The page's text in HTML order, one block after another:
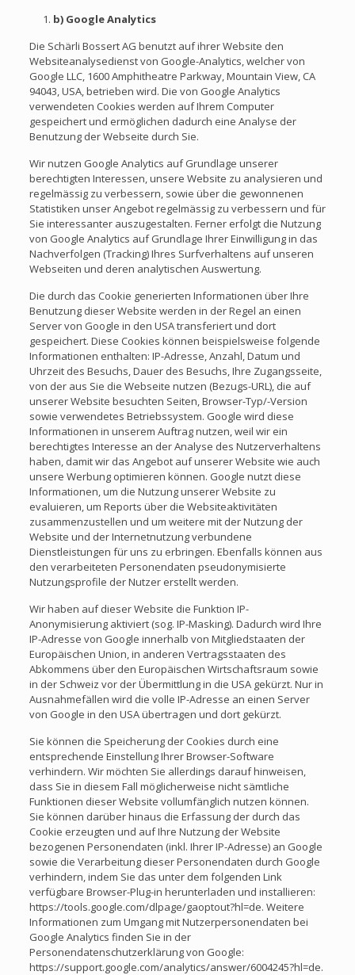
b) GoogleAnalytics
Die Schärli Bossert AG benutzt auf ihrer Website den
Websiteanalysedienst von Google-Analytics, welcher von
Google LLC, 1600 Amphitheatre Parkway, Mountain View, CA
94043, USA, betrieben wird. Die von Google Analytics
verwendeten Cookies werden auf Ihrem Computer
gespeichert und ermöglichen dadurch eine Analyse der
Benutzung der Webseite durch Sie.
Wir nutzen Google Analytics auf Grundlage unserer
berechtigten Interessen, unsere Website zu analysieren und
regelmässig zu verbessern, sowie über die gewonnenen
Statistiken unser Angebot regelmässig zu verbessern und für
Sie interessanter auszugestalten. Ferner erfolgt die Nutzung
von Google Analytics auf Grundlage Ihrer Einwilligung in das
Nachverfolgen (Tracking) Ihres Surfverhaltens auf unseren
Webseiten und deren analytischen Auswertung.
Die durch das Cookie generierten Informationen über Ihre
Benutzung dieser Website werden in der Regel an einen
Server von Google in den USA transferiert und dort
gespeichert. Diese Cookies können beispielsweise folgende
Informationen enthalten: IP-Adresse, Anzahl, Datum und
Uhrzeit des Besuchs, Dauer des Besuchs, Ihre Zugangsseite,
von der aus Sie die Webseite nutzen (Bezugs-URL), die auf
unserer Website besuchten Seiten, Browser-Typ/-Version
sowie verwendetes Betriebssystem. Google wird diese
Informationen in unserem Auftrag nutzen, weil wir ein
berechtigtes Interesse an der Analyse des Nutzerverhaltens
haben, damit wir das Angebot auf unserer Website wie auch
unsere Werbung optimieren können. Google nutzt diese
Informationen, um die Nutzung unserer Website zu
evaluieren, um Reports über die Websiteaktivitäten
zusammenzustellen und um weitere mit der Nutzung der
Website und der Internetnutzung verbundene
Dienstleistungen für uns zu erbringen. Ebenfalls können aus
den verarbeiteten Personendaten pseudonymisierte
Nutzungsprofile der Nutzer erstellt werden.
Wir haben auf dieser Website die Funktion IP-
Anonymisierung aktiviert (sog. IP-Masking). Dadurch wird Ihre
IP-Adresse von Google innerhalb von Mitgliedstaaten der
Europäischen Union, in anderen Vertragsstaaten des
Abkommens über den Europäischen Wirtschaftsraum sowie
in der Schweiz vor der Übermittlung in die USA gekürzt. Nur in
Ausnahmefällen wird die volle IP-Adresse an einen Server
von Google in den USA übertragen und dort gekürzt.
Sie können die Speicherung der Cookies durch eine
entsprechende Einstellung Ihrer Browser-Software
verhindern. Wir möchten Sie allerdings darauf hinweisen,
dass Sie in diesem Fall möglicherweise nicht sämtliche
Funktionen dieser Website vollumfänglich nutzen können.
Sie können darüber hinaus die Erfassung der durch das
Cookie erzeugten und auf Ihre Nutzung der Website
bezogenen Personendaten (inkl. Ihrer IP-Adresse) an Google
sowie die Verarbeitung dieser Personendaten durch Google
verhindern, indem Sie das unter dem folgenden Link
verfügbare Browser-Plug-in herunterladen und installieren:
https://tools.google.com/dlpage/gaoptout?hl=de. Weitere
Informationen zum Umgang mit Nutzerpersonendaten bei
Google Analytics finden Sie in der
Personendatenschutzerklärung von Google:
https://support.google.com/analytics/answer/6004245?hl=de.